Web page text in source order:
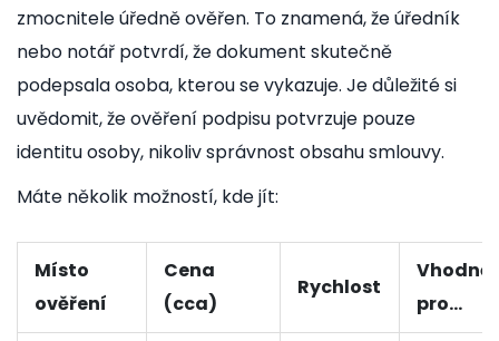
zmocnitele úředně ověřen. To znamená, že úředník
nebo notář potvrdí, že dokument skutečně
podepsala osoba, kterou se vykazuje. Je důležité si
uvědomit, že ověření podpisu potvrzuje pouze
identitu osoby, nikoliv správnost obsahu smlouvy.
Máte několik možností, kde jít:
Místo
ověření
Cena
(cca)
Rychlost
Vhodné
pro...